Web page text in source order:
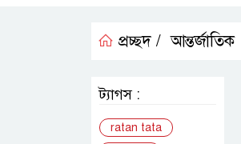
প্রচ্ছদ / আন্তর্জাতিক
ট্যাগস :
ratan tata